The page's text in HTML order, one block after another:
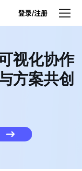
登录/注册
视化协作
方案共创